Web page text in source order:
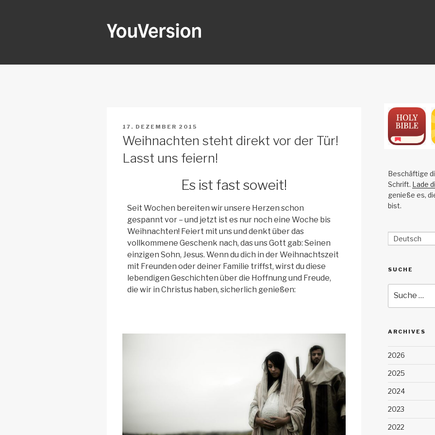
VERÖFFENTLICHT
17. DEZEMBER 2015
Weihnachten steht direkt vor der Tür!
Lasst uns feiern!
Es ist fast soweit!
Seit Wochen bereiten wir unsere Herzen schon
gespannt vor – und jetzt ist es nur noch eine Woche bis
Weihnachten! Feiert mit uns und denkt über das
vollkommene Geschenk nach, das uns Gott gab: Seinen
einzigen Sohn, Jesus. Wenn du dich in der Weihnachtszeit
mit Freunden oder deiner Familie triffst, wirst du diese
lebendigen Geschichten über die Hoffnung und Freude,
die wir in Christus haben, sicherlich genießen:
Beschäftige
Schrift. Lade
genieße es,
bist.
Deutsch
SUCHE
nach:
ARCHIVES
2026
2025
2024
2023
2022